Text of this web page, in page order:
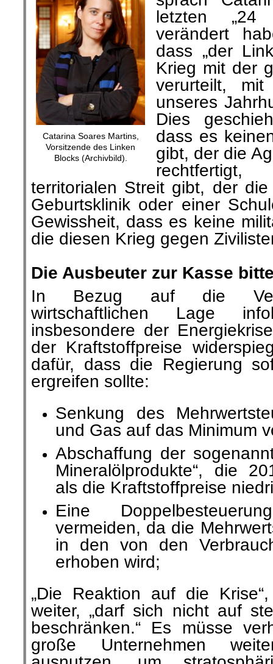
Catarina Soares Martins,
Vorsitzende des Linken
Blocks (Archivbild).
letzten
verändert
dass „der
Krieg mit der
verurteilt,
unseres
Dies
dass es
gibt, der die
territorialen Streit gibt, der
Geburtsklinik oder einer
Gewissheit, dass es keine
die diesen Krieg gegen
Die Ausbeuter zur Kasse
In Bezug auf die
wirtschaftlichen Lage
insbesondere der
der Kraftstoffpreise
dafür, dass die Regierung
ergreifen sollte:
Senkung des
und Gas auf das Minimum
Abschaffung der
Mineralölprodukte“, die
als die Kraftstoffpreise
Eine
vermeiden, da die
in den von den
erhoben wird;
„Die Reaktion auf die
weiter, „darf sich nicht auf
beschränken.“ Es müsse
große Unternehmen